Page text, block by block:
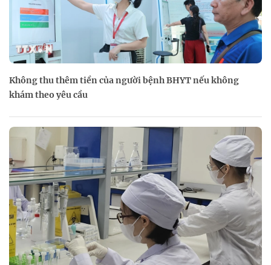
Không thu thêm tiền của người bệnh BHYT nếu không
khám theo yêu cầu